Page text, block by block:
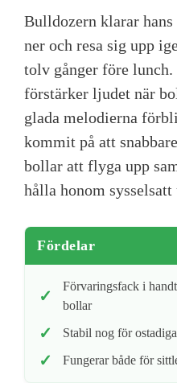
Bulldozern klarar
ner och resa sig upp
tolv gånger före
förstärker ljudet när
glada melodierna
kommit på att
bollar att flyga upp
hålla honom
Fördelar
Förvaringsfack i
bollar
Stabil nog för
Fungerar både för